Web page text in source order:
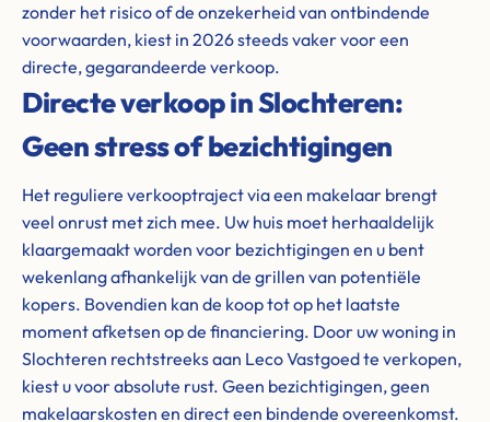
zonder het risico of de onzekerheid van ontbindende
voorwaarden, kiest in 2026 steeds vaker voor een
directe, gegarandeerde verkoop.
Directe verkoop in Slochteren:
Geen stress of bezichtigingen
Het reguliere verkooptraject via een makelaar brengt
veel onrust met zich mee. Uw huis moet herhaaldelijk
klaargemaakt worden voor bezichtigingen en u bent
wekenlang afhankelijk van de grillen van potentiële
kopers. Bovendien kan de koop tot op het laatste
moment afketsen op de financiering. Door uw woning in
Slochteren rechtstreeks aan Leco Vastgoed te verkopen,
kiest u voor absolute rust. Geen bezichtigingen, geen
makelaarskosten en direct een bindende overeenkomst.